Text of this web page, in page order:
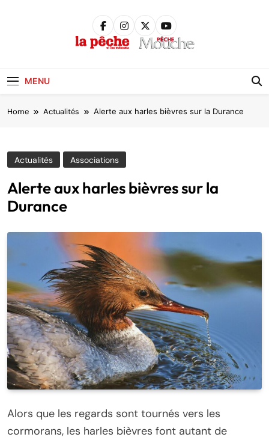
MENU
Home Actualités Alerte aux harles bièvres sur la Durance
Actualités Associations
Alerte aux harles bièvres sur la
Durance
Alors que les regards sont tournés vers les
cormorans, les harles bièvres font autant de